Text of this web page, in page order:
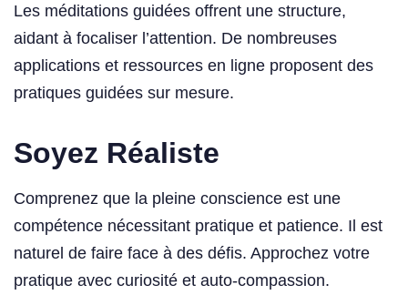
Les méditations guidées offrent une structure,
aidant à focaliser l’attention. De nombreuses
applications et ressources en ligne proposent des
pratiques guidées sur mesure.
Soyez Réaliste
Comprenez que la pleine conscience est une
compétence nécessitant pratique et patience. Il est
naturel de faire face à des défis. Approchez votre
pratique avec curiosité et auto-compassion.